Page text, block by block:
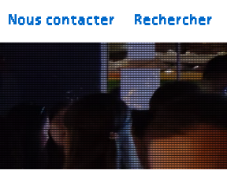
Nous contacter Rechercher